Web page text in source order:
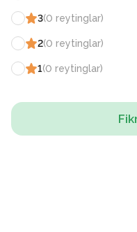
3(0 reytinglar)
2(0 reytinglar)
1(0 reytinglar)